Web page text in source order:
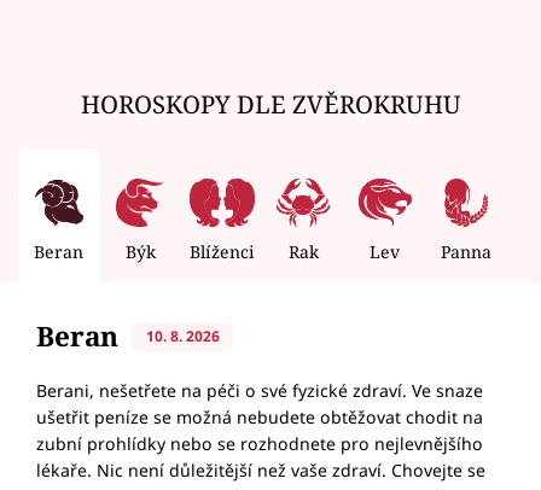
HOROSKOPY DLE ZVĚROKRUHU
Beran Býk Blíženci Rak Lev Panna
Beran 10. 8. 2026
Berani, nešetřete na péči o své fyzické zdraví. Ve snaze
ušetřit peníze se možná nebudete obtěžovat chodit na
zubní prohlídky nebo se rozhodnete pro nejlevnějšího
lékaře. Nic není důležitější než vaše zdraví. Chovejte se